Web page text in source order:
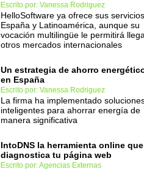
Escrito por: Vanessa Rodriguez
HelloSoftware ya ofrece sus
España y Latinoamérica, aunque su
vocación multilingüe le permitirá
otros mercados internacionales
Un estrategia de ahorro
en España
Escrito por: Vanessa Rodriguez
La firma ha implementado
inteligentes para ahorrar energía de
manera significativa
IntoDNS la herramienta online que
diagnostica tu página web
Escrito por: Agencias Externas